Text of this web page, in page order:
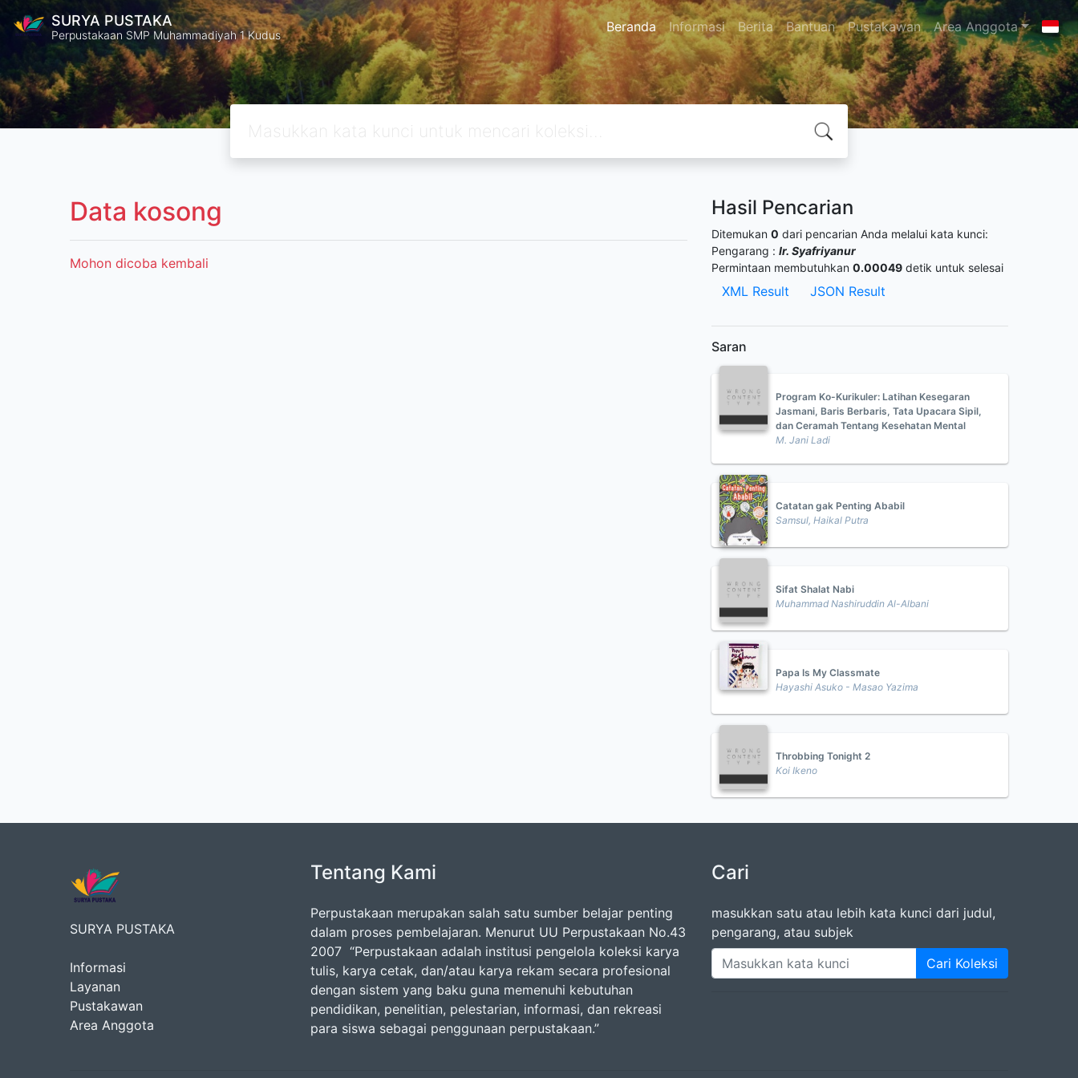
SURYA PUSTAKA
Perpustakaan SMP Muhammadiyah 1 Kudus Beranda Informasi Berita Bantuan Pustakawan Area Anggota
Data kosong
Mohon dicoba kembali
Hasil Pencarian
Ditemukan 0 dari pencarian Anda melalui kata kunci:
Pengarang : Ir. Syafriyanur
Permintaan membutuhkan 0.00049 detik untuk selesai
XML Result JSON Result
Saran
Program Ko-Kurikuler: Latihan Kesegaran
Jasmani, Baris Berbaris, Tata Upacara Sipil,
dan Ceramah Tentang Kesehatan Mental
M. Jani Ladi
Catatan gak Penting Ababil
Samsul, Haikal Putra
Sifat Shalat Nabi
Muhammad Nashiruddin Al-Albani
Papa Is My Classmate
Hayashi Asuko - Masao Yazima
Throbbing Tonight 2
Koi Ikeno
SURYA PUSTAKA
Informasi
Layanan
Pustakawan
Area Anggota
Tentang Kami
Perpustakaan merupakan salah satu sumber belajar penting
dalam proses pembelajaran. Menurut UU Perpustakaan No.43
2007 “Perpustakaan adalah institusi pengelola koleksi karya
tulis, karya cetak, dan/atau karya rekam secara profesional
dengan sistem yang baku guna memenuhi kebutuhan
pendidikan, penelitian, pelestarian, informasi, dan rekreasi
para siswa sebagai penggunaan perpustakaan.”
Cari
masukkan satu atau lebih kata kunci dari judul,
pengarang, atau subjek
Cari Koleksi